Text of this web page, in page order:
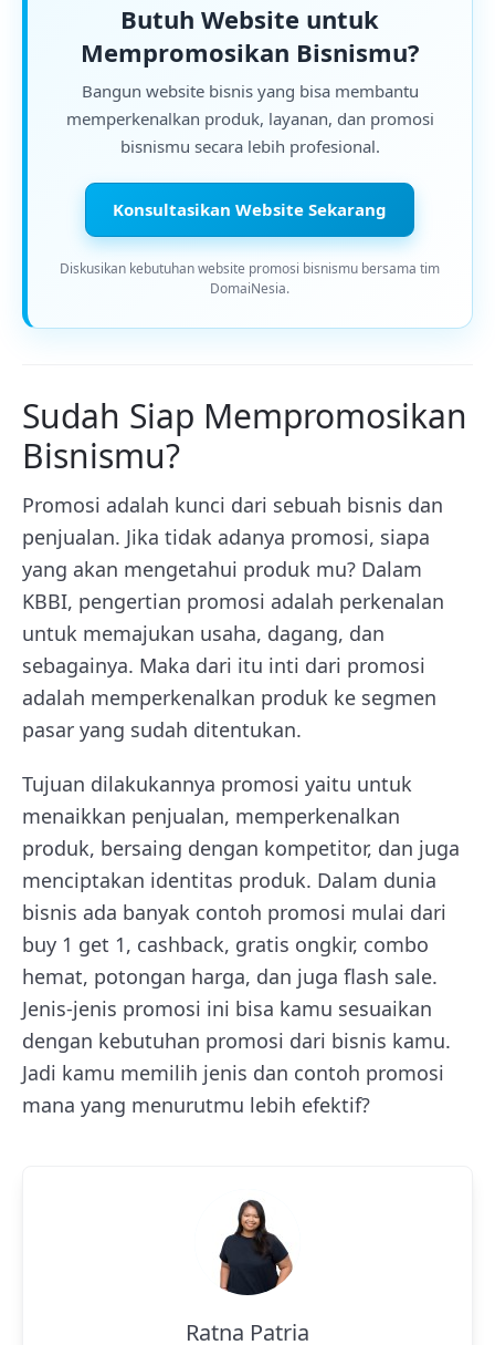
Butuh Website untuk
Mempromosikan Bisnismu?
Bangun website bisnis yang bisa membantu
memperkenalkan produk, layanan, dan promosi
bisnismu secara lebih profesional.
Konsultasikan Website Sekarang
Diskusikan kebutuhan website promosi bisnismu bersama tim
DomaiNesia.
Sudah Siap Mempromosikan
Bisnismu?
Promosi adalah kunci dari sebuah bisnis dan
penjualan. Jika tidak adanya promosi, siapa
yang akan mengetahui produk mu? Dalam
KBBI, pengertian promosi adalah perkenalan
untuk memajukan usaha, dagang, dan
sebagainya. Maka dari itu inti dari promosi
adalah memperkenalkan produk ke segmen
pasar yang sudah ditentukan.
Tujuan dilakukannya promosi yaitu untuk
menaikkan penjualan, memperkenalkan
produk, bersaing dengan kompetitor, dan juga
menciptakan identitas produk. Dalam dunia
bisnis ada banyak contoh promosi mulai dari
buy 1 get 1, cashback, gratis ongkir, combo
hemat, potongan harga, dan juga flash sale.
Jenis-jenis promosi ini bisa kamu sesuaikan
dengan kebutuhan promosi dari bisnis kamu.
Jadi kamu memilih jenis dan contoh promosi
mana yang menurutmu lebih efektif?
Ratna Patria